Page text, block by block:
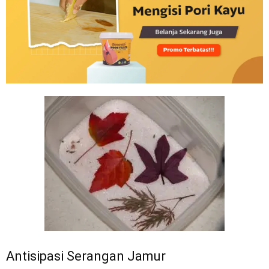
Antisipasi Serangan Jamur